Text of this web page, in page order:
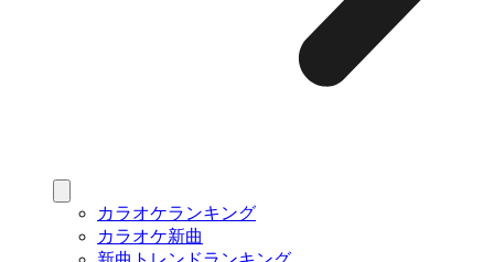
カラオケランキング
カラオケ新曲